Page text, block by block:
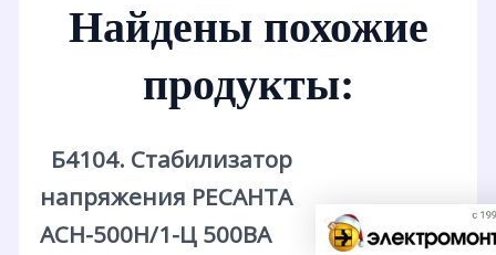
Найдены похожие
продукты:
Б4104. Стабилизатор
напряжения РЕСАНТА
АСН-500Н/1-Ц 500ВА